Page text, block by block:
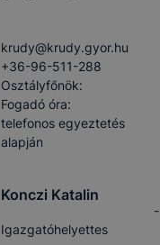
krudy​@krudy.gyor.hu
+36-96-511-288
Osztályfőnök:
Fogadó óra:
telefonos egyeztetés
alapján
Konczi Katalin
Igazgatóhelyettes
-